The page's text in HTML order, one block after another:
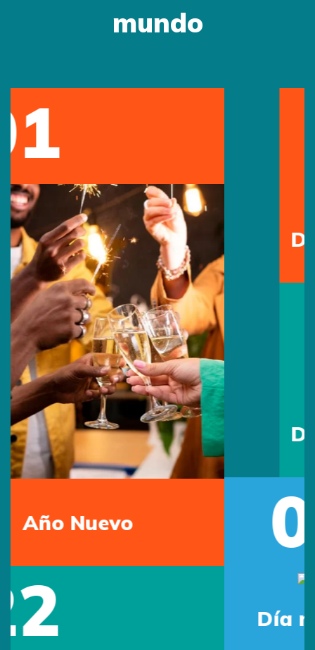
mundo
Día de la Madre
May15
Día del Maestro
05
Día mundial del Medio
Previous